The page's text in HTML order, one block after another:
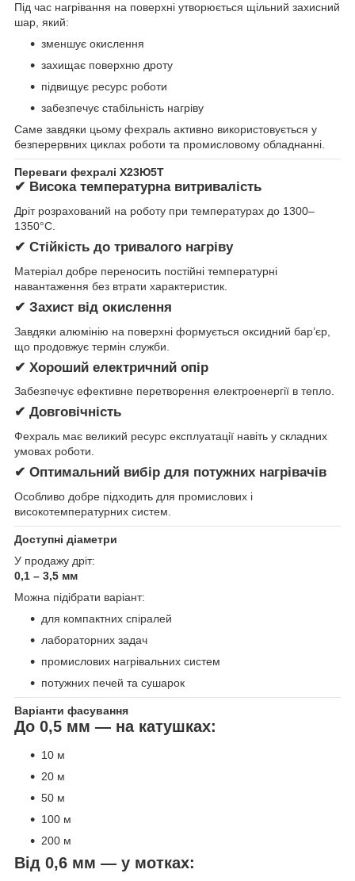
Під час нагрівання на поверхні утворюється щільний захисний
шар, який:
зменшує окислення
захищає поверхню дроту
підвищує ресурс роботи
забезпечує стабільність нагріву
Саме завдяки цьому фехраль активно використовується у
безперервних циклах роботи та промисловому обладнанні.
Переваги фехралі Х23Ю5Т
✔ Висока температурна витривалість
Дріт розрахований на роботу при температурах до 1300–
1350°C.
✔ Стійкість до тривалого нагріву
Матеріал добре переносить постійні температурні
навантаження без втрати характеристик.
✔ Захист від окислення
Завдяки алюмінію на поверхні формується оксидний бар’єр,
що продовжує термін служби.
✔ Хороший електричний опір
Забезпечує ефективне перетворення електроенергії в тепло.
✔ Довговічність
Фехраль має великий ресурс експлуатації навіть у складних
умовах роботи.
✔ Оптимальний вибір для потужних нагрівачів
Особливо добре підходить для промислових і
високотемпературних систем.
Доступні діаметри
У продажу дріт:
0,1 – 3,5 мм
Можна підібрати варіант:
для компактних спіралей
лабораторних задач
промислових нагрівальних систем
потужних печей та сушарок
Варіанти фасування
До 0,5 мм — на катушках:
10 м
20 м
50 м
100 м
200 м
Від 0,6 мм — у мотках: